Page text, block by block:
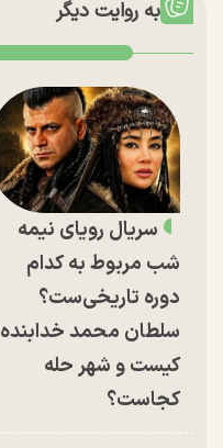
به روایت دیگر
سریال رویای نیمه
شب مربوط به کدام
دوره تاریخی‌ست؟
سلطان محمد خدابنده
کیست و شهر حله
کجاست؟